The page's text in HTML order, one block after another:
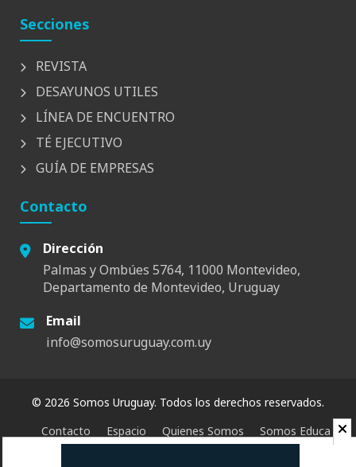
Secciones
REVISTA
DESAYUNOS UTILES
LÍNEA DE ENCUENTRO
TÉ EJECUTIVO
GUÍA DE EMPRESAS
Contacto
Dirección
Palmas y Ombúes 5764, 11000 Montevideo,
Departamento de Montevideo, Uruguay
Email
info@somosuruguay.com.uy
© 2026 Somos Uruguay. Todos los derechos reservados.
Contacto
Espacio Quienes Somos Somos Educa